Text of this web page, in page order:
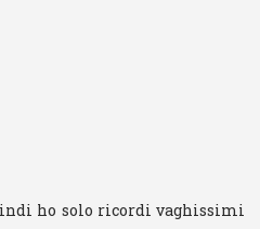
ho solo ricordi vaghissimi